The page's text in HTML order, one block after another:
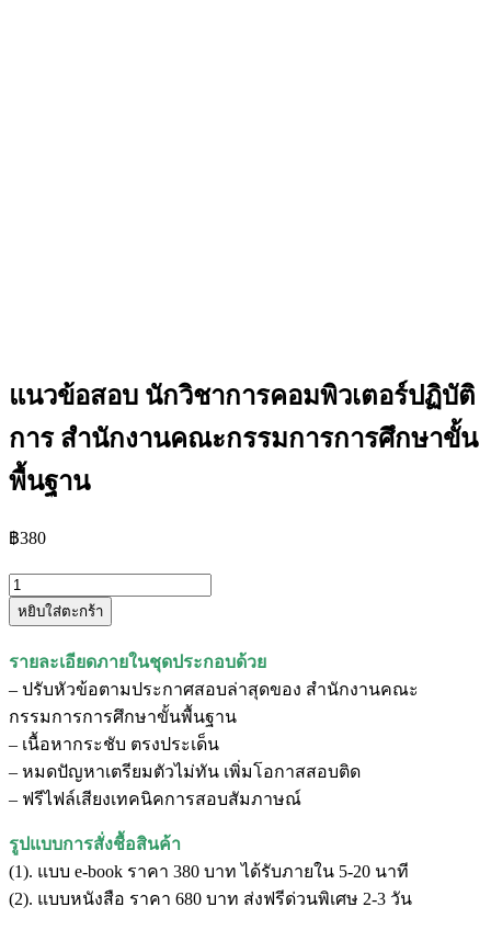
แนวข้อสอบ นักวิชาการคอมพิวเตอร์ปฏิบัติ
การ สำนักงานคณะกรรมการการศึกษาขั้น
พื้นฐาน
฿380
จำนวน
แนว
นัก
วิชาการ
คอมพิวเตอร์
ปฏิบัติ
การ
สำนักงาน
คณะ
กรรมการ
หยิบใส่ตะกร้า
รายละเอียดภายในชุดประกอบด้วย
– ปรับหัวข้อตามประกาศสอบล่าสุดของ สำนักงานคณะ
กรรมการการศึกษาขั้นพื้นฐาน
– เนื้อหากระชับ ตรงประเด็น
– หมดปัญหาเตรียมตัวไม่ทัน เพิ่มโอกาสสอบติด
– ฟรีไฟล์เสียงเทคนิคการสอบสัมภาษณ์
รูปแบบการสั่งชื้อสินค้า
(1). แบบ e-book ราคา 380 บาท ได้รับภายใน 5-20 นาที
(2). แบบหนังสือ ราคา 680 บาท ส่งฟรีด่วนพิเศษ 2-3 วัน